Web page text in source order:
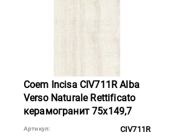
Coem Incisa CIV711R Alba
Verso Naturale Rettificato
керамогранит 75x149,7
Артикул: CIV711R